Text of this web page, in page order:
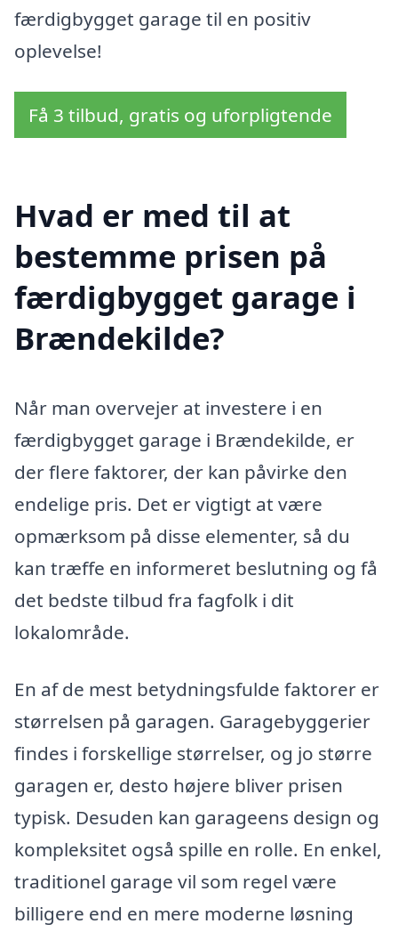
færdigbygget garage til en positiv
oplevelse!
Få 3 tilbud, gratis og uforpligtende
Hvad er med til at
bestemme prisen på
færdigbygget garage i
Brændekilde?
Når man overvejer at investere i en
færdigbygget garage i Brændekilde, er
der flere faktorer, der kan påvirke den
endelige pris. Det er vigtigt at være
opmærksom på disse elementer, så du
kan træffe en informeret beslutning og få
det bedste tilbud fra fagfolk i dit
lokalområde.
En af de mest betydningsfulde faktorer er
størrelsen på garagen. Garagebyggerier
findes i forskellige størrelser, og jo større
garagen er, desto højere bliver prisen
typisk. Desuden kan garageens design og
kompleksitet også spille en rolle. En enkel,
traditionel garage vil som regel være
billigere end en mere moderne løsning